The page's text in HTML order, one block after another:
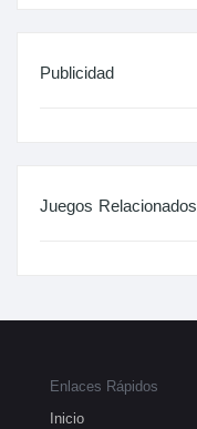
Publicidad
Juegos Relacionados
Enlaces Rápidos
Inicio